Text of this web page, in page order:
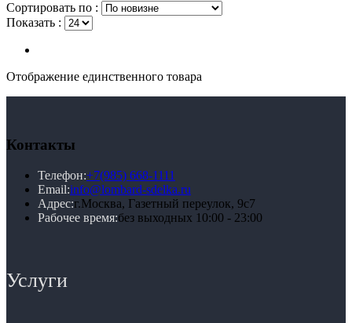
Сортировать по :
Показать :
Отображение единственного товара
Контакты
Телефон:+7(985) 668-1111
Email:info@lombard-sdelka.ru
Адрес:г.Москва, Газетный переулок, 9с7
Рабочее время:без выходных 10:00 - 23:00
Услуги